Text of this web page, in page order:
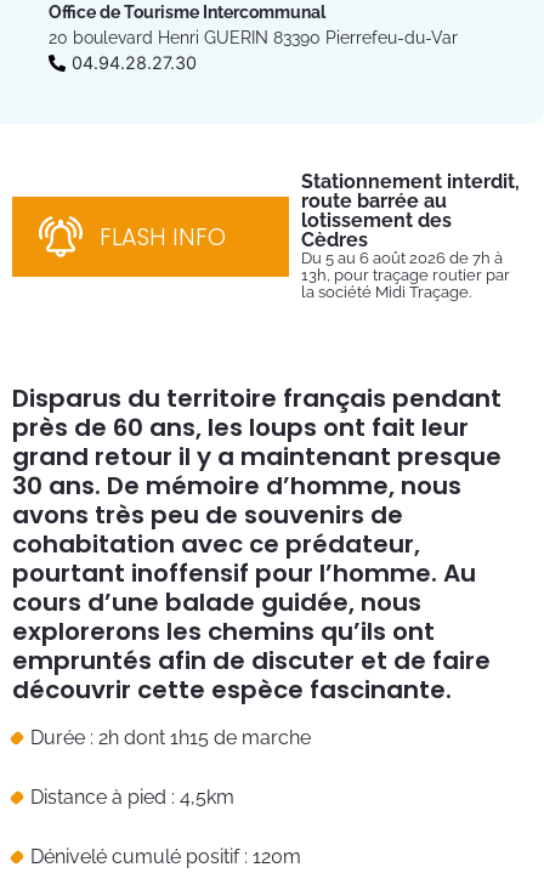
Office de Tourisme Intercommunal
20 boulevard Henri GUERIN 83390 Pierrefeu-du-Var
04.94.28.27.30
FLASH INFO
Stationnement interdit,
route barrée au
lotissement des
Cèdres
Du 5 au 6 août 2026 de 7h à
13h, pour traçage routier par
la société Midi Traçage.
Disparus du territoire français pendant
près de 60 ans, les loups ont fait leur
grand retour il y a maintenant presque
30 ans. De mémoire d’homme, nous
avons très peu de souvenirs de
cohabitation avec ce prédateur,
pourtant inoffensif pour l’homme. Au
cours d’une balade guidée, nous
explorerons les chemins qu’ils ont
empruntés afin de discuter et de faire
découvrir cette espèce fascinante.
Durée : 2h dont 1h15 de marche
Distance à pied : 4,5km
Dénivelé cumulé positif : 120m